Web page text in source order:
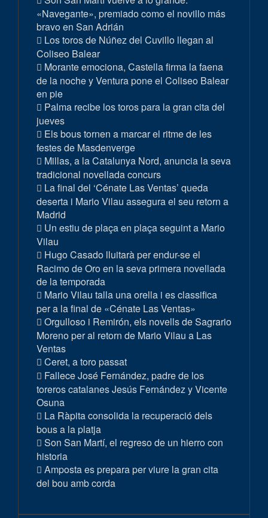
«Navegante», premiado como el novillo más
bravo en San Adrián
Los toros de Núñez del Cuvillo llegan al
Coliseo Balear
Morante emociona, Castella firma la faena
de la noche y Ventura pone el Coliseo Balear
en pie
Palma recibe los toros para la gran cita del
jueves
Els bous tornen a marcar el ritme de les
festes de Masdenverge
Millas, a la Catalunya Nord, anuncia la seva
tradicional novellada concurs
La final del ‘Cénate Las Ventas’ queda
deserta i Mario Vilau assegura el seu retorn a
Madrid
Un estiu de plaça en plaça seguint a Mario
Vilau
Hugo Casado lluitarà per endur-se el
Racimo de Oro en la seva primera novellada
de la temporada
Mario Vilau talla una orella i es classifica
per a la final de «Cénate Las Ventas»
Orgulloso i Remirón, els novells de Sagrario
Moreno per al retorn de Mario Vilau a Las
Ventas
Ceret, a toro passat
Fallece José Fernández, padre de los
toreros catalanes Jesús Fernández y Vicente
Osuna
La Ràpita consolida la recuperació dels
bous a la platja
Son San Martí, el regreso de un hierro con
historia
Amposta es prepara per viure la gran cita
del bou amb corda